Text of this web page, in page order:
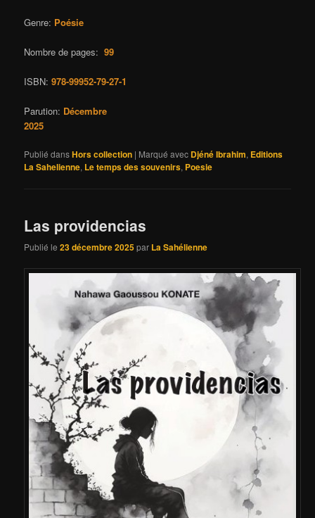
Genre: Poésie
Nombre de pages: 99
ISBN:978-99952-79-27-1
Parution: Décembre
2025
Publié dansHors collection | Marqué avec Djéné Ibrahim, Editions
La Sahelienne, Le temps des souvenirs, Poesie
Las providencias
Publié le23 décembre 2025par La Sahélienne